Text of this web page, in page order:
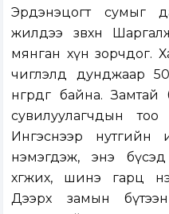
Эрдэнэцогт сумыг
жилдээ зөвхөн
мянган хүн зорчдог.
чиглэлд дунджаар
өнгөрдөг байна.
сувилуулагчдын
Ингэснээр нутгийн
нэмэгдэж, энэ
хөгжих, шинэ гарц
Дээрх замын